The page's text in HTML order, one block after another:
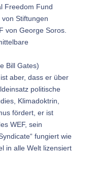
Freedom Fund
Stiftungen
von George Soros.
Bill Gates)
aber, dass er über
politische
Klimadoktrin,
fördert, er ist
WEF, sein
fungiert wie
in alle Welt lizensiert